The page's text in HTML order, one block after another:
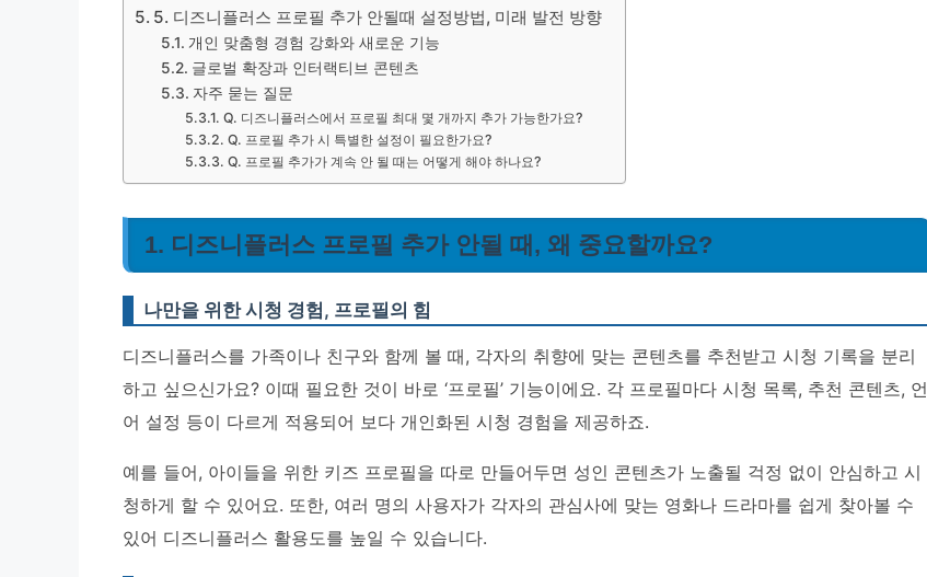
5. 디즈니플러스 프로필 추가 안될때 설정방법, 미래 발전 방향
개인 맞춤형 경험 강화와 새로운 기능
글로벌 확장과 인터랙티브 콘텐츠
자주 묻는 질문
Q. 디즈니플러스에서 프로필 최대 몇 개까지 추가 가능한가요?
Q. 프로필 추가 시 특별한 설정이 필요한가요?
Q. 프로필 추가가 계속 안 될 때는 어떻게 해야 하나요?
1. 디즈니플러스 프로필 추가 안될 때, 왜 중요할까요?
나만을 위한 시청 경험, 프로필의 힘
디즈니플러스를 가족이나 친구와 함께 볼 때, 각자의 취향에 맞는 콘텐츠를 추천받고 시청 기록을 분리
하고 싶으신가요? 이때 필요한 것이 바로 ‘프로필’ 기능이에요. 각 프로필마다 시청 목록, 추천 콘텐츠, 언
어 설정 등이 다르게 적용되어 보다 개인화된 시청 경험을 제공하죠.
예를 들어, 아이들을 위한 키즈 프로필을 따로 만들어두면 성인 콘텐츠가 노출될 걱정 없이 안심하고 시
청하게 할 수 있어요. 또한, 여러 명의 사용자가 각자의 관심사에 맞는 영화나 드라마를 쉽게 찾아볼 수
있어 디즈니플러스 활용도를 높일 수 있습니다.